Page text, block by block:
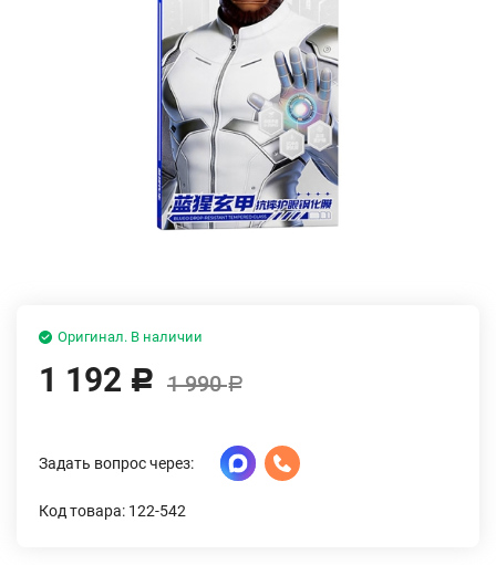
Оригинал. В наличии
1 192 Р 1 990Р
Задать вопрос через:
Код товара: 122-542